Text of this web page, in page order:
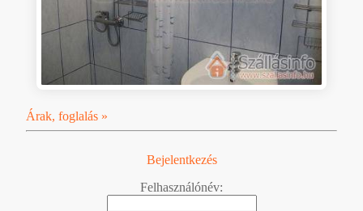
Árak, foglalás »
Bejelentkezés
Felhasználónév: